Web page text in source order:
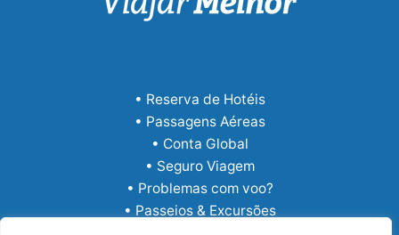
• Reserva de Hotéis
• Passagens Aéreas
• Conta Global
• Seguro Viagem
• Problemas com voo?
• Passeios & Excursões